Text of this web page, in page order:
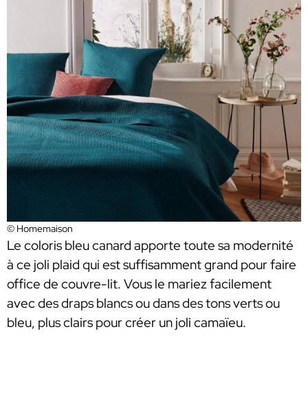
© Homemaison
Le coloris bleu canard apporte toute sa modernité
à ce joli plaid qui est suffisamment grand pour faire
office de couvre-lit. Vous le mariez facilement
avec des draps blancs ou dans des tons verts ou
bleu, plus clairs pour créer un joli camaïeu.